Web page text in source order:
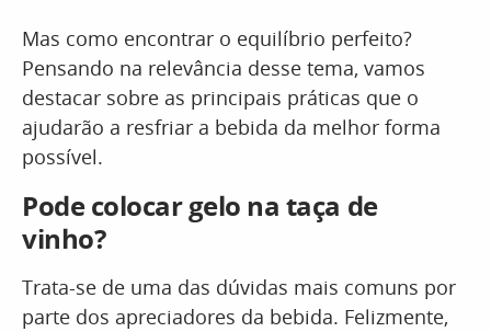
Mas como encontrar o equilíbrio perfeito?
Pensando na relevância desse tema, vamos
destacar sobre as principais práticas que o
ajudarão a resfriar a bebida da melhor forma
possível.
Pode colocar gelo na taça de
vinho?
Trata-se de uma das dúvidas mais comuns por
parte dos apreciadores da bebida. Felizmente,